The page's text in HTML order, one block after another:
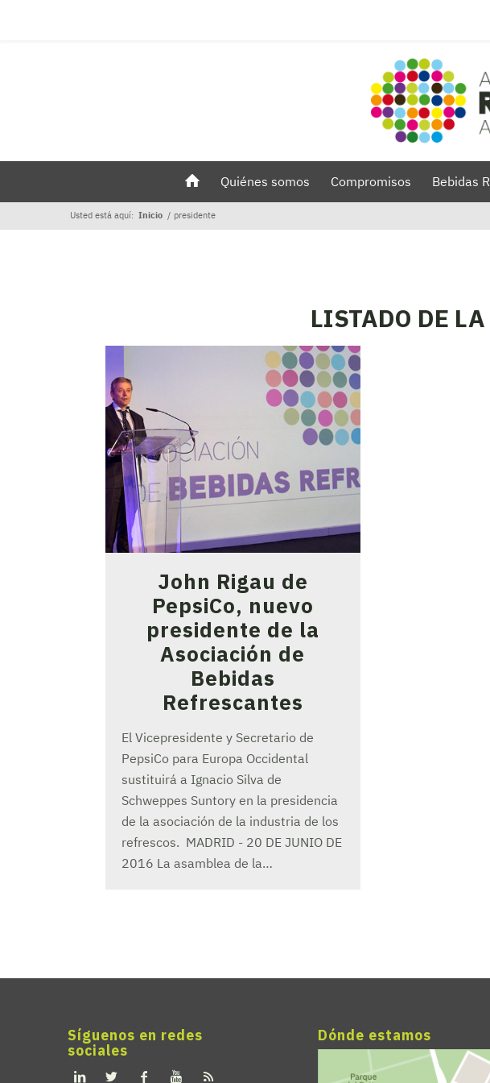
Quiénes somos Compromisos Bebidas
Usted está aquí: Inicio / presidente
LISTADO DE
John Rigau de
PepsiCo, nuevo
presidente de la
Asociación de
Bebidas
Refrescantes
El Vicepresidente y Secretario de
PepsiCo para Europa Occidental
sustituirá a Ignacio Silva de
Schweppes Suntory en la presidencia
de la asociación de la industria de los
refrescos. MADRID - 20 DE JUNIO DE
2016 La asamblea de la…
Síguenos en redes
sociales
Dónde estamos